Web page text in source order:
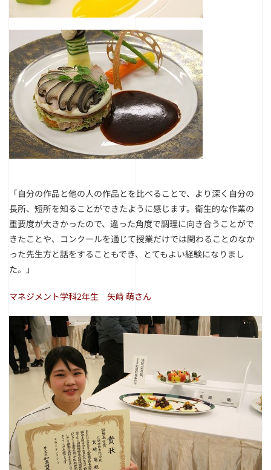
「自分の作品と他の人の作品とを比べることで、より深く自分の
長所、短所を知ることができたように感じます。衛生的な作業の
重要度が大きかったので、違った角度で調理に向き合うことがで
きたことや、コンクールを通じて授業だけでは関わることのなか
った先生方と話をすることもでき、とてもよい経験になりまし
た。」
マネジメント学科2年生 矢﨑 萌さん